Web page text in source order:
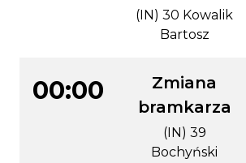
(IN) 30 Kowalik
Bartosz
00:00
Zmiana
bramkarza
(IN) 39
Bochyński